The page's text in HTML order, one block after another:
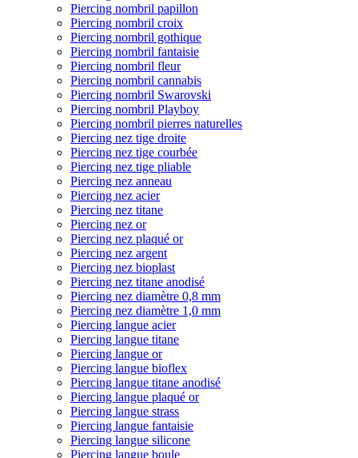
Piercing nombril papillon
Piercing nombril croix
Piercing nombril gothique
Piercing nombril fantaisie
Piercing nombril fleur
Piercing nombril cannabis
Piercing nombril Swarovski
Piercing nombril Playboy
Piercing nombril pierres naturelles
Piercing nez tige droite
Piercing nez tige courbée
Piercing nez tige pliable
Piercing nez anneau
Piercing nez acier
Piercing nez titane
Piercing nez or
Piercing nez plaqué or
Piercing nez argent
Piercing nez bioplast
Piercing nez titane anodisé
Piercing nez diamètre 0,8 mm
Piercing nez diamètre 1,0 mm
Piercing langue acier
Piercing langue titane
Piercing langue or
Piercing langue bioflex
Piercing langue titane anodisé
Piercing langue plaqué or
Piercing langue strass
Piercing langue fantaisie
Piercing langue silicone
Piercing langue boule